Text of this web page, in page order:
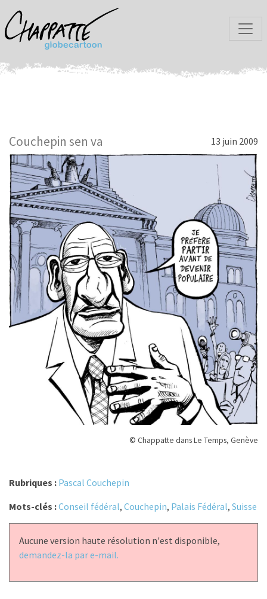
Couchepin sen va 13 juin 2009
© Chappatte dans Le Temps, Genève
Rubriques : Pascal Couchepin
Mots-clés :Conseil fédéral, Couchepin, Palais Fédéral, Suisse
Aucune version haute résolution n'est disponible,
demandez-la par e-mail.